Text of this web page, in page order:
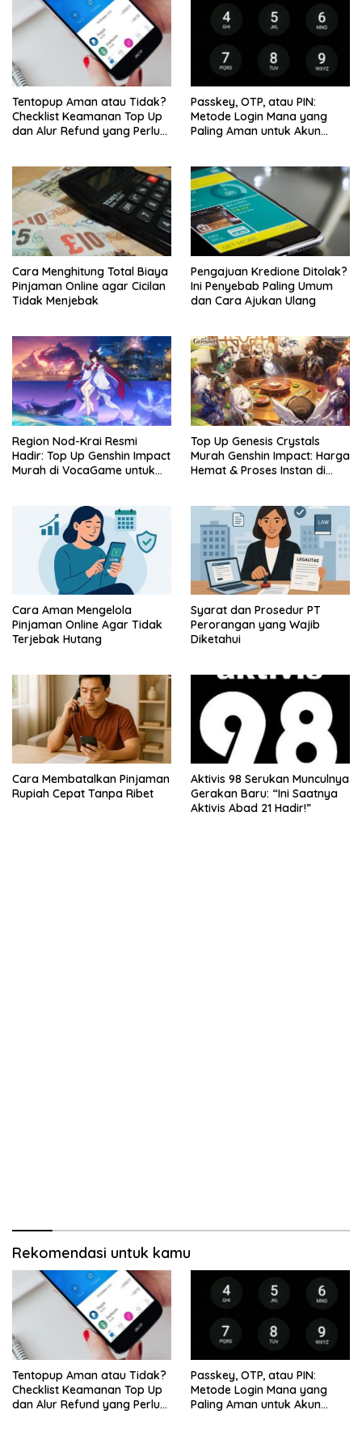
Tentopup Aman atau Tidak?
Checklist Keamanan Top Up
dan Alur Refund yang Perlu
Passkey, OTP, atau PIN:
Metode Login Mana yang
Paling Aman untuk Akun
Cara Menghitung Total Biaya
Pinjaman Online agar Cicilan
Tidak Menjebak
Pengajuan Kredione Ditolak?
Ini Penyebab Paling Umum
dan Cara Ajukan Ulang
Region Nod-Krai Resmi
Hadir: Top Up Genshin Impact
Murah di VocaGame untuk
Top Up Genesis Crystals
Murah Genshin Impact: Harga
Hemat & Proses Instan di
Cara Aman Mengelola
Pinjaman Online Agar Tidak
Terjebak Hutang
Syarat dan Prosedur PT
Perorangan yang Wajib
Diketahui
Cara Membatalkan Pinjaman
Rupiah Cepat Tanpa Ribet
Aktivis 98 Serukan Munculnya
Gerakan Baru: “Ini Saatnya
Aktivis Abad 21 Hadir!”
Rekomendasi untuk kamu
Tentopup Aman atau Tidak?
Checklist Keamanan Top Up
dan Alur Refund yang Perlu
Passkey, OTP, atau PIN:
Metode Login Mana yang
Paling Aman untuk Akun